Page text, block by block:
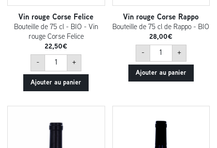
Vin rouge Corse Felice
Bouteille de 75 cl - BIO - Vin
rouge Corse Felice
22,50€
-
Vin
Corse
Felice
+
Ajouter au panier
Vin rouge Corse Rappo
Bouteille de 75 cl de Rappo - BIO
28,00€
-
Vin
Corse
Rappo
+
Ajouter au panier